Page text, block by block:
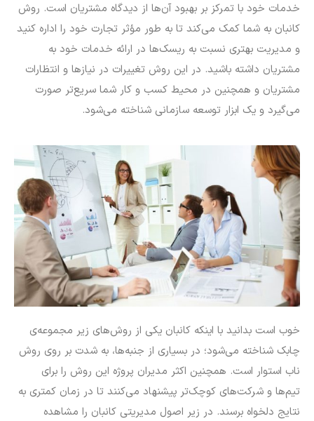
خدمات خود با تمرکز بر بهبود آن‌ها از دیدگاه مشتریان است. روش
کانبان به شما کمک می‌کند تا به طور مؤثر تجارت خود را اداره کنید
و مدیریت بهتری نسبت به ریسک‌ها در ارائه خدمات خود به
مشتریان داشته باشید. در این روش تغییرات در نیازها و انتظارات
مشتریان و همچنین در محیط کسب و کار شما سریع‌تر صورت
می‌گیرد و یک ابزار توسعه سازمانی شناخته می‌شود.
خوب است بدانید با اینکه کانبان یکی از روش‌های زیر مجموعه‌ی
چابک شناخته می‌شود؛ در بسیاری از جنبه‌ها، به شدت بر روی روش
ناب استوار است. همچنین اکثر مدیران پروژه این روش را برای
تیم‌ها و شرکت‌های کوچک‌تر پیشنهاد می‌کنند تا در زمان کمتری به
نتایج دلخواه برسند. در زیر اصول مدیریتی کانبان را مشاهده